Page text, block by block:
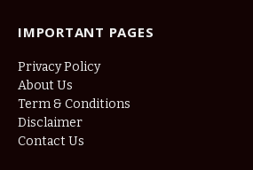
IMPORTANT PAGES
Privacy Policy
About Us
Term & Conditions
Disclaimer
Contact Us